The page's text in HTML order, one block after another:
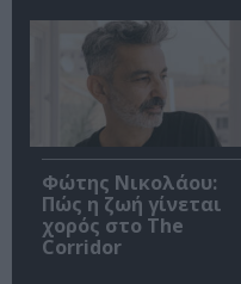
Φώτης Νικολάου:
Πώς η ζωή γίνεται
χορός στο The
Corridor